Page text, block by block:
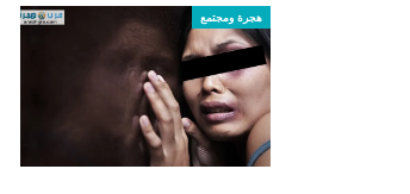
هجرة ومجتمع